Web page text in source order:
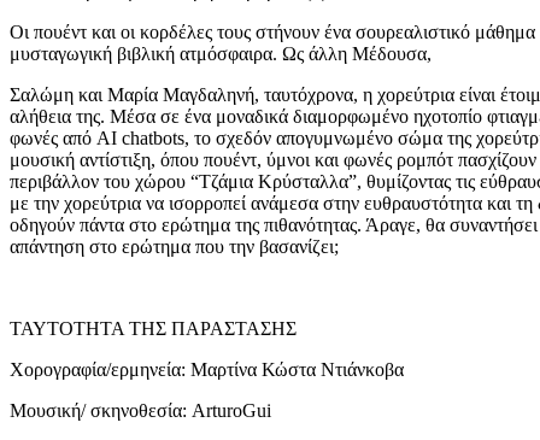
Οι πουέντ και οι κορδέλες τους στήνουν ένα σουρεαλιστικό
μυσταγωγική βιβλική ατμόσφαιρα. Ως άλλη Μέδουσα,
Σαλώμη και Μαρία Μαγδαληνή, ταυτόχρονα, η χορεύτρια είναι
αλήθεια της. Μέσα σε ένα μοναδικά διαμορφωμένο ηχοτοπίο
φωνές από AI chatbots, το σχεδόν απογυμνωμένο σώμα της
μουσική αντίστιξη, όπου πουέντ, ύμνοι και φωνές ρομπότ
περιβάλλον του χώρου “Τζάμια Κρύσταλλα”, θυμίζοντας τις
με την χορεύτρια να ισορροπεί ανάμεσα στην ευθραυστότητα και
οδηγούν πάντα στο ερώτημα της πιθανότητας. Άραγε, θα
απάντηση στο ερώτημα που την βασανίζει;
ΤΑΥΤΟΤΗΤΑ ΤΗΣ ΠΑΡΑΣΤΑΣΗΣ
Χορογραφία/ερμηνεία: Μαρτίνα Κώστα Ντιάνκοβα
Μουσική/ σκηνοθεσία: ArturoGui